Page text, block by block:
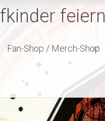
feiern
Fan-Shop / Merch-Shop